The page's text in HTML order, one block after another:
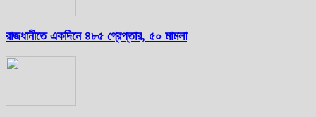
রাজধানীতে একদিনে ৪৮৫ গ্রেপ্তার, ৫০ মামলা